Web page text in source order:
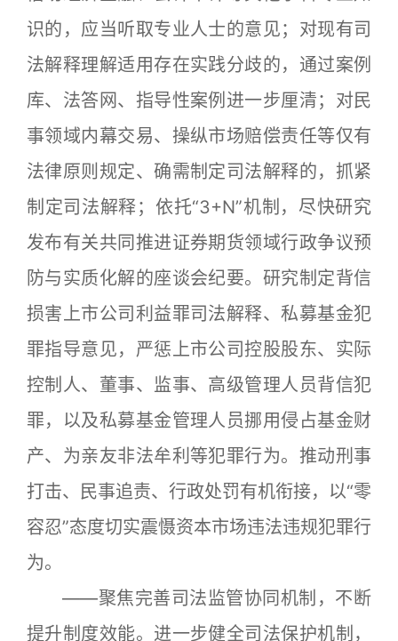
识的，应当听取专业人士的意见；对现有司
法解释理解适用存在实践分歧的，通过案例
库、法答网、指导性案例进一步厘清；对民
事领域内幕交易、操纵市场赔偿责任等仅有
法律原则规定、确需制定司法解释的，抓紧
制定司法解释；依托“3+N”机制，尽快研究
发布有关共同推进证券期货领域行政争议预
防与实质化解的座谈会纪要。研究制定背信
损害上市公司利益罪司法解释、私募基金犯
罪指导意见，严惩上市公司控股股东、实际
控制人、董事、监事、高级管理人员背信犯
罪，以及私募基金管理人员挪用侵占基金财
产、为亲友非法牟利等犯罪行为。推动刑事
打击、民事追责、行政处罚有机衔接，以“零
容忍”态度切实震慑资本市场违法违规犯罪行
为。
——聚焦完善司法监管协同机制，不断
提升制度效能。进一步健全司法保护机制，